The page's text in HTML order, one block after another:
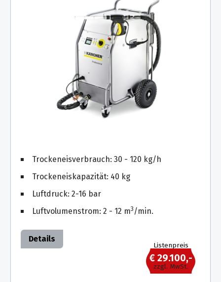
Trockeneisverbrauch: 30 - 120 kg/h
Trockeneiskapazität: 40 kg
Luftdruck: 2-16 bar
Luftvolumenstrom: 2 - 12 m3/min.
Details
Listenpreis
€ 29.100,-
zzgl. MwSt.